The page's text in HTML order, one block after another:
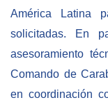
América Latina
solicitadas. En
asesoramiento
Comando de
en coordinación